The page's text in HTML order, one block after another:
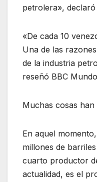
petrolera»,
«De cada 10
Una de las
de la industria
reseñó BBC
Muchas cosas han
En aquel
millones de
cuarto productor
actualidad, es el